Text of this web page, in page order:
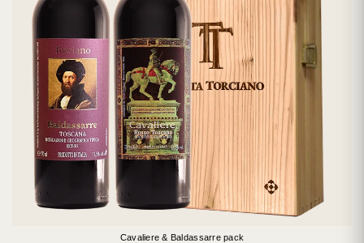
Cavaliere & Baldassarre pack